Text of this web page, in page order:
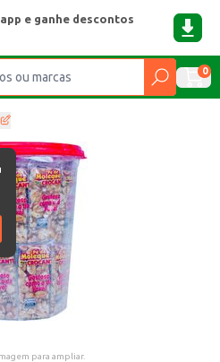
e ganhe descontos
0
para ampliar.